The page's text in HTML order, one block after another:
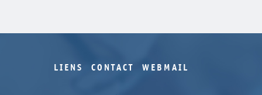
LIENS CONTACT WEBMAIL